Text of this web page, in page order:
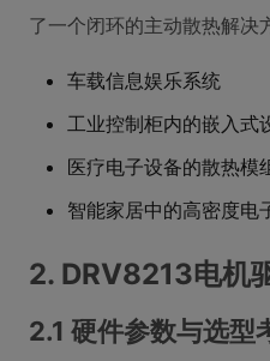
了一个闭环的主动散热解决
车载信息娱乐系统
工业控制柜内的嵌入式
医疗电子设备的散热模
智能家居中的高密度电
2. DRV8213电机
2.1 硬件参数与选型